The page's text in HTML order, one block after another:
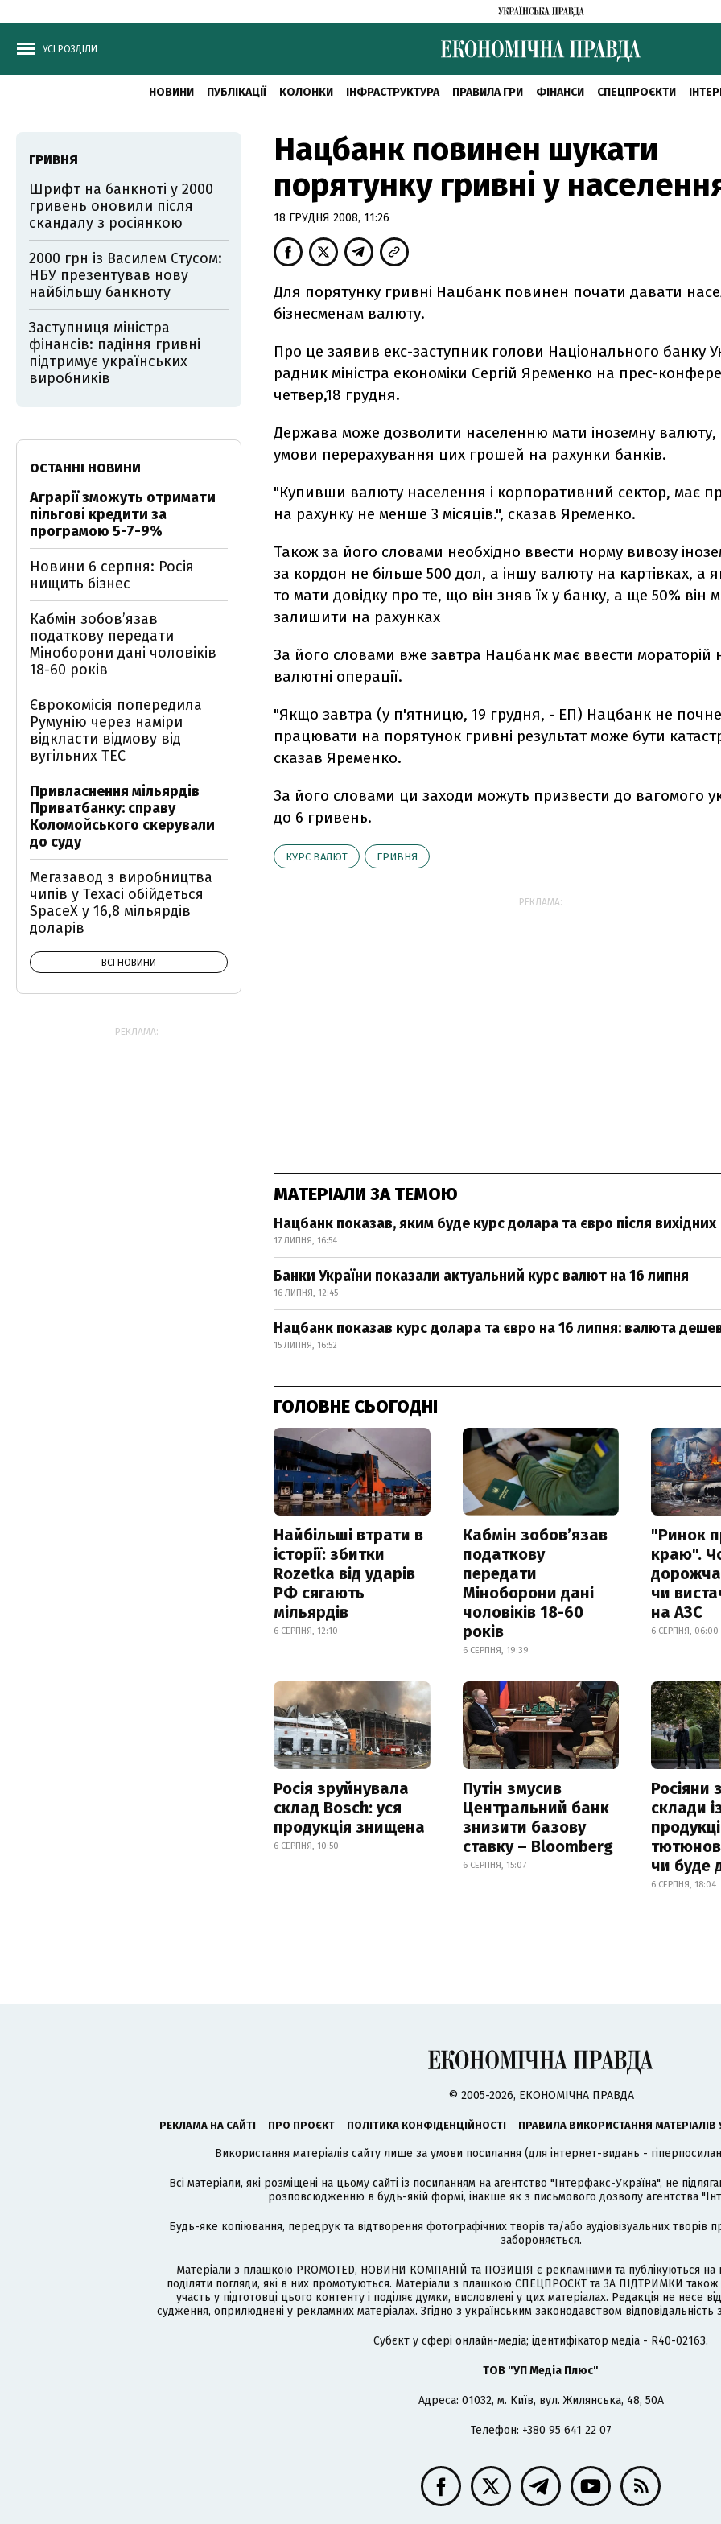
УСІ РОЗДІЛИ
НОВИНИ ПУБЛІКАЦІЇ КОЛОНКИ ІНФРАСТРУКТУРА ПРАВИЛА ГРИ ФІНАНСИ СПЕЦПРОЄКТИ
Нацбанк повинен шукати
порятунку гривні у
18 ГРУДНЯ 2008, 11:26
Для порятунку гривні Нацбанк повинен почати давати
бізнесменам валюту.
Про це заявив екс-заступник голови Національного банку
радник міністра економіки Сергій Яременко на прес-
четвер,18 грудня.
Держава може дозволити населенню мати іноземну валюту,
умови перерахування цих грошей на рахунки банків.
"Купивши валюту населення і корпоративний сектор, має
на рахунку не менше 3 місяців.", сказав Яременко.
Також за його словами необхідно ввести норму вивозу
за кордон не більше 500 дол, а іншу валюту на картівках, а
то мати довідку про те, що він зняв їх у банку, а ще 50% він
залишити на рахунках
За його словами вже завтра Нацбанк має ввести мораторій
валютні операції.
"Якщо завтра (у п'ятницю, 19 грудня, - ЕП) Нацбанк не почне
працювати на порятунок гривні результат може бути
сказав Яременко.
За його словами ци заходи можуть призвести до вагомого
до 6 гривень.
КУРС ВАЛЮТ ГРИВНЯ
РЕКЛАМА:
МАТЕРІАЛИ ЗА ТЕМОЮ
Нацбанк показав, яким буде курс долара та євро після вихідних
17 ЛИПНЯ, 16:54
Банки України показали актуальний курс валют на 16 липня
16 ЛИПНЯ, 12:45
Нацбанк показав курс долара та євро на 16 липня: валюта
15 ЛИПНЯ, 16:52
ГОЛОВНЕ СЬОГОДНІ
Найбільші втрати в
історії: збитки
Rozetka від ударів
РФ сягають
мільярдів
6 СЕРПНЯ, 12:10
Кабмін зобовʼязав
податкову
передати
Міноборони дані
чоловіків 18-60
років
6 СЕРПНЯ, 19:39
"Ринок
краю".
чи
на АЗС
6 СЕРПНЯ, 06:00
Росія зруйнувала
склад Bosch: уся
продукція знищена
6 СЕРПНЯ, 10:50
Путін змусив
Центральний банк
знизити базову
ставку – Bloomberg
6 СЕРПНЯ, 15:07
Росіяни
склади
чи буде
6 СЕРПНЯ, 18:04
ГРИВНЯ
Шрифт на банкноті у 2000
гривень оновили після
скандалу з росіянкою
2000 грн із Василем Стусом:
НБУ презентував нову
найбільшу банкноту
Заступниця міністра
фінансів: падіння гривні
підтримує українських
виробників
ОСТАННІ НОВИНИ
Аграрії зможуть отримати
пільгові кредити за
програмою 5-7-9%
Новини 6 серпня: Росія
нищить бізнес
Кабмін зобовʼязав
податкову передати
Міноборони дані чоловіків
18-60 років
Єврокомісія попередила
Румунію через наміри
відкласти відмову від
вугільних ТЕС
Привласнення мільярдів
Приватбанку: справу
Коломойського скерували
до суду
Мегазавод з виробництва
чипів у Техасі обійдеться
SpaceX у 16,8 мільярдів
доларів
ВСІ НОВИНИ
РЕКЛАМА:
© 2005-2026, ЕКОНОМІЧНА ПРАВДА
РЕКЛАМА НА САЙТІ ПРО ПРОЄКТ ПОЛІТИКА КОНФІДЕНЦІЙНОСТІ ПРАВИЛА ВИКОРИСТАННЯ МАТЕРІАЛІВ
Використання матеріалів сайту лише за умови посилання (для інтернет-видань -
Всі матеріали, які розміщені на цьому сайті із посиланням на агентство "Інтерфакс-Україна", не
розповсюдженню в будь-якій формі, інакше як з письмового дозволу агентства
Будь-яке копіювання, передрук та відтворення фотографічних творів та/або аудіовізуальних
забороняється.
Матеріали з плашкою PROMOTED, НОВИНИ КОМПАНІЙ та ПОЗИЦІЯ є рекламними та публікуються на
поділяти погляди, які в них промотуються. Матеріали з плашкою СПЕЦПРОЄКТ та ЗА ПІДТРИМКИ
участь у підготовці цього контенту і поділяє думки, висловлені у цих матеріалах. Редакція не несе
судження, оприлюднені у рекламних матеріалах. Згідно з українським законодавством
Cубєкт у сфері онлайн-медіа; ідентифікатор медіа - R40-02163.
ТОВ "УП Медіа Плюс"
Адреса: 01032, м. Київ, вул. Жилянська, 48, 50А
Телефон: +380 95 641 22 07